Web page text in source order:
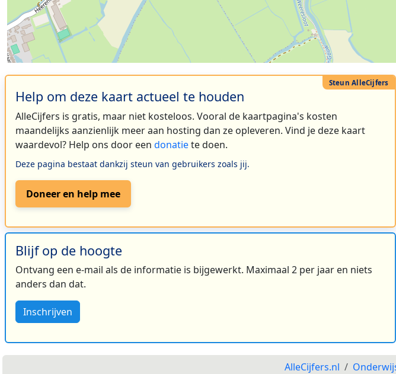
Help om deze kaart actueel te houden
AlleCijfers is gratis, maar niet kosteloos. Vooral de kaartpagina's kosten
maandelijks aanzienlijk meer aan hosting dan ze opleveren. Vind je deze kaart
waardevol? Help ons door een donatiete doen.
Deze pagina bestaat dankzij steun van gebruikers zoals jij.
Doneer en help mee
Blijf op de hoogte
Ontvang een e-mail als de informatie is bijgewerkt. Maximaal 2 per jaar en niets
anders dan dat.
Inschrijven
AlleCijfers.nl